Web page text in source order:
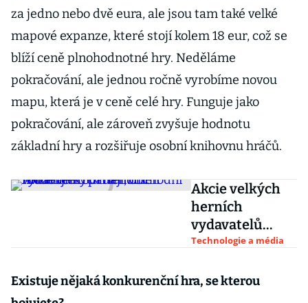
za jedno nebo dvě eura, ale jsou tam také velké
mapové expanze, které stojí kolem 18 eur, což se
blíží ceně plnohodnotné hry. Neděláme
pokračování, ale jednou ročně vyrobíme novou
mapu, která je v ceně celé hry. Funguje jako
pokračování, ale zároveň zvyšuje hodnotu
základní hry a rozšiřuje osobní knihovnu hráčů.
Akcie velkých
herních
vydavatelů
padají,
model jim boří
Technologie a média
Existuje nějaká konkurenční hra, se kterou